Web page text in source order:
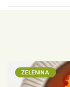
ZELENINA